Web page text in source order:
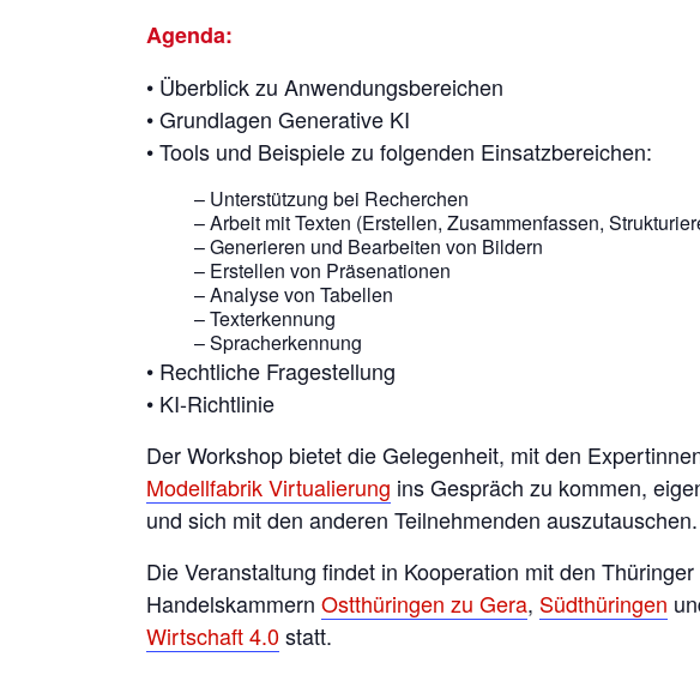
Agenda:
• Überblick zu Anwendungsbereichen
• Grundlagen Generative KI
• Tools und Beispiele zu folgenden Einsatzbereichen:
– Unterstützung bei Recherchen
– Arbeit mit Texten (Erstellen, Zusammenfassen,
– Generieren und Bearbeiten von Bildern
– Erstellen von Präsenationen
– Analyse von Tabellen
– Texterkennung
– Spracherkennung
• Rechtliche Fragestellung
• KI-Richtlinie
Der Workshop bietet die Gelegenheit, mit den
Modellfabrik Virtualierung ins Gespräch zu kommen,
und sich mit den anderen Teilnehmenden auszutauschen.
Die Veranstaltung findet in Kooperation mit den
Handelskammern Ostthüringen zu Gera, Südthüringen
Wirtschaft 4.0statt.